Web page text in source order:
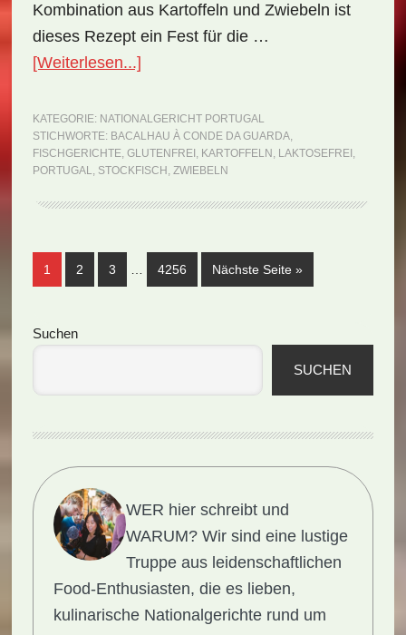
Kombination aus Kartoffeln und Zwiebeln ist
dieses Rezept ein Fest für die …
[Weiterlesen...]ÜberNationalgericht
Bacalhau
à
Conde
KATEGORIE: NATIONALGERICHT PORTUGAL
STICHWORTE: BACALHAU À CONDE DA GUARDA,
FISCHGERICHTE, GLUTENFREI , KARTOFFELN , LAKTOSEFREI ,
PORTUGAL, STOCKFISCH , ZWIEBELN
Seite
1 Seite
2 Seite
3 Seite
4256 Nächste Seite aufrufen
»
Seitenspalte
Suchen
SUCHEN
WER hier schreibt und
WARUM? Wir sind eine lustige
Truppe aus leidenschaftlichen
Food-Enthusiasten, die es lieben,
kulinarische Nationalgerichte rund um